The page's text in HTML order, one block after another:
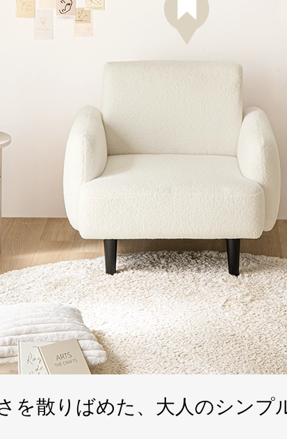
ブークレ調 1Pソフ
円形シャギーラグ
¥4,999(税込)
を散りばめた、 大人のシンプ